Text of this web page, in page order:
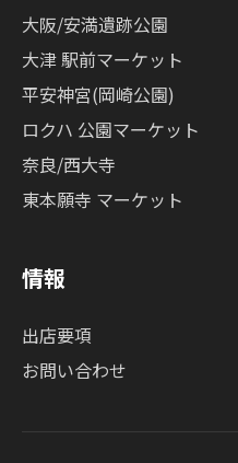
大阪/安満遺跡公園
大津 駅前マーケット
平安神宮(岡崎公園)
ロクハ 公園マーケット
奈良/西大寺
東本願寺 マーケット
情報
出店要項
お問い合わせ